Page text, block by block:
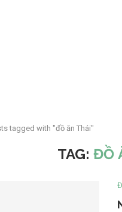
tagged with "đồ ăn Thái"
TAG: ĐỒ